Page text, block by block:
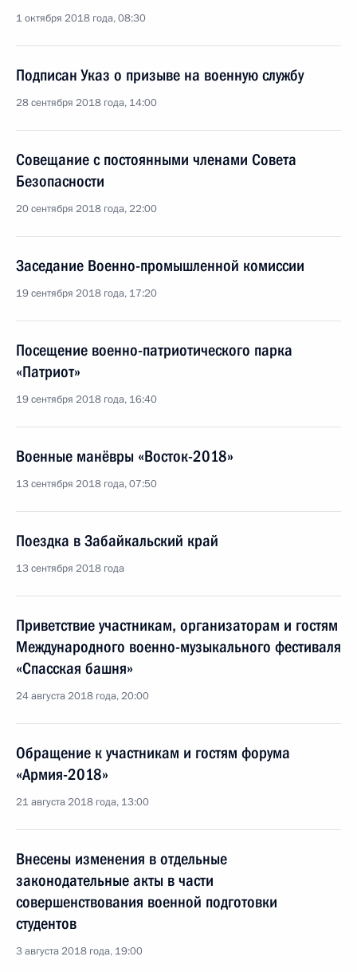
1 октября 2018 года, 08:30
Подписан Указ о призыве на военную службу
28 сентября 2018 года, 14:00
Совещание с постоянными членами Совета
Безопасности
20 сентября 2018 года, 22:00
Заседание Военно-промышленной комиссии
19 сентября 2018 года, 17:20
Посещение военно-патриотического парка
«Патриот»
19 сентября 2018 года, 16:40
Военные манёвры «Восток-2018»
13 сентября 2018 года, 07:50
Поездка в Забайкальский край
13 сентября 2018 года
Приветствие участникам, организаторам и гостям
Международного военно-музыкального фестиваля
«Спасская башня»
24 августа 2018 года, 20:00
Обращение к участникам и гостям форума
«Армия-2018»
21 августа 2018 года, 13:00
Внесены изменения в отдельные
законодательные акты в части
совершенствования военной подготовки
студентов
3 августа 2018 года, 19:00